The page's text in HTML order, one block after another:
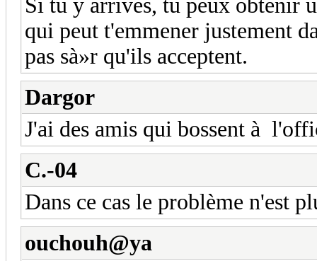
Si tu y arrives, tu peux obtenir
qui peut t'emmener justement
pas sà»r qu'ils acceptent.
Dargor
J'ai des amis qui bossent à
C.-04
Dans ce cas le problème n'est
ouchouh@ya